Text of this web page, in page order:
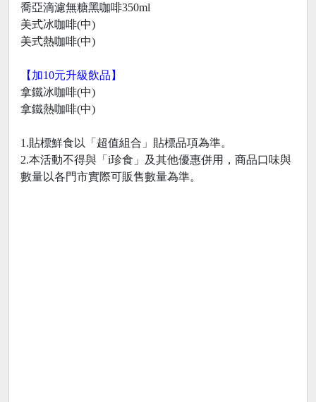
喬亞滴濾無糖黑咖啡350ml
美式冰咖啡(中)
美式熱咖啡(中)
【加10元升級飲品】
拿鐵冰咖啡(中)
拿鐵熱咖啡(中)
1.貼標鮮食以「超值組合」貼標品項為準。
2.本活動不得與「i珍食」及其他優惠併用，商品口味與
數量以各門市實際可販售數量為準。